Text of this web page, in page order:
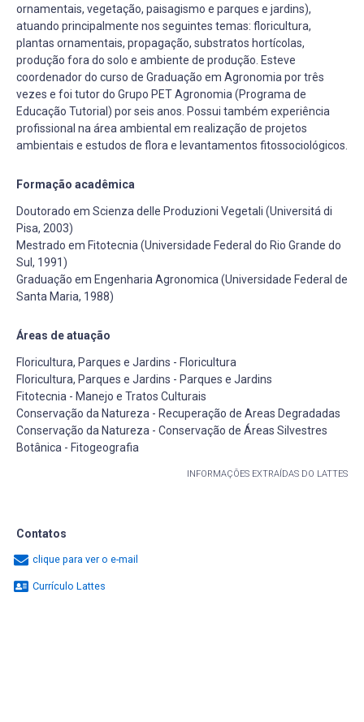
ornamentais, vegetação, paisagismo e parques e jardins),
atuando principalmente nos seguintes temas: floricultura,
plantas ornamentais, propagação, substratos hortícolas,
produção fora do solo e ambiente de produção. Esteve
coordenador do curso de Graduação em Agronomia por três
vezes e foi tutor do Grupo PET Agronomia (Programa de
Educação Tutorial) por seis anos. Possui também experiência
profissional na área ambiental em realização de projetos
ambientais e estudos de flora e levantamentos fitossociológicos.
Formação acadêmica
Doutorado em Scienza delle Produzioni Vegetali (Universitá di
Pisa, 2003)
Mestrado em Fitotecnia (Universidade Federal do Rio Grande do
Sul, 1991)
Graduação em Engenharia Agronomica (Universidade Federal de
Santa Maria, 1988)
Áreas de atuação
Floricultura, Parques e Jardins - Floricultura
Floricultura, Parques e Jardins - Parques e Jardins
Fitotecnia - Manejo e Tratos Culturais
Conservação da Natureza - Recuperação de Areas Degradadas
Conservação da Natureza - Conservação de Áreas Silvestres
Botânica - Fitogeografia
INFORMAÇÕES EXTRAÍDAS DO LATTES
Contatos
clique para ver o e-mail
Currículo Lattes